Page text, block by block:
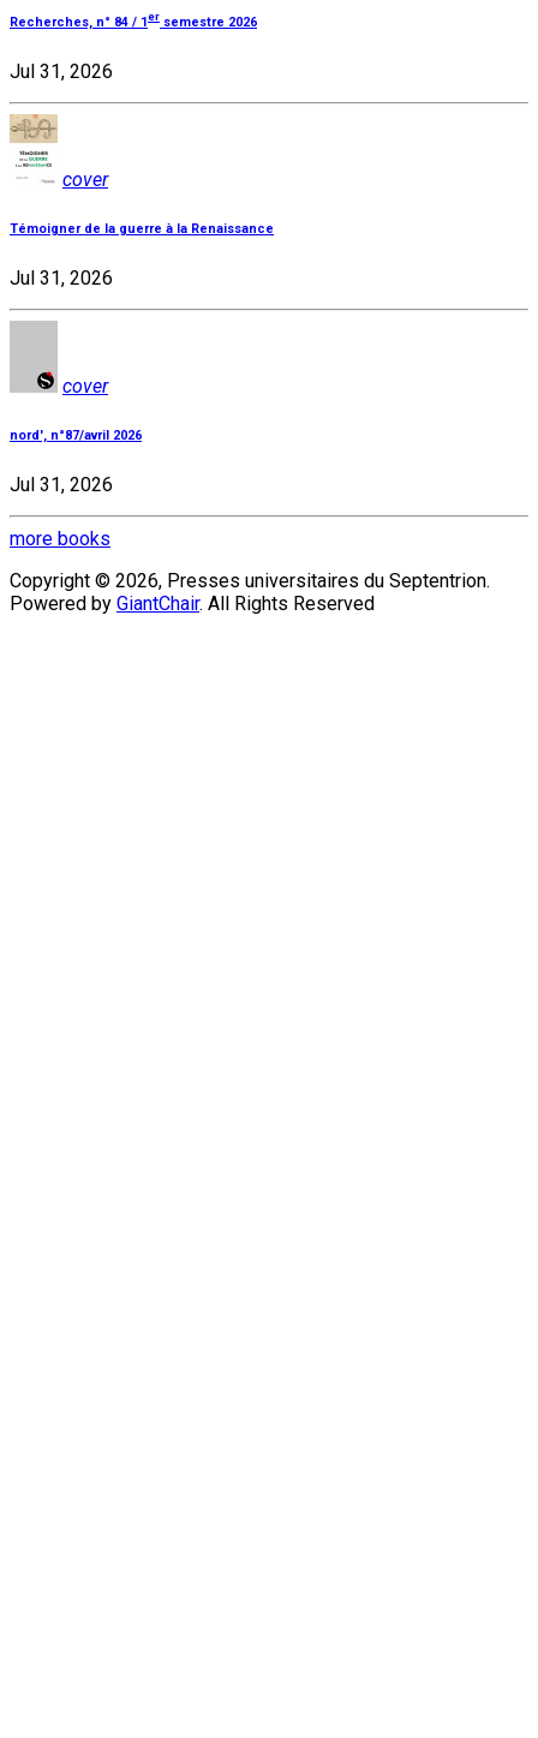
Recherches, n° 84 / 1 er semestre 2026
Jul 31, 2026
cover
Témoigner de la guerre à la Renaissance
Jul 31, 2026
cover
nord', n°87/avril 2026
Jul 31, 2026
more books
Copyright © 2026, Presses universitaires du Septentrion.
Powered by GiantChair. All Rights Reserved